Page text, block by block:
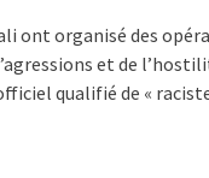
ont organisé des
et de
qualifié de «